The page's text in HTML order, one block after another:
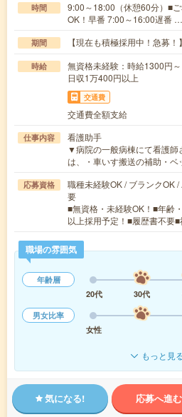
時間
9:00～18:00（休憩60分）■
OK！早番 7:00～16:00遅番 …
期間 【現在も積極採用中！急募！
時給
無資格未経験：時給1300
日収1万400円以上
交通費
交通費全額支給
仕事内容
看護助手
▼病院の一般病棟にて看護師
は、・車いす搬送の補助・
応募資格
職種未経験OK / ブランクOK
要
■無資格・未経験OK！■年齢
以上採用予定！■履歴書不要
職場の雰囲気
年齢層
20代
30代
男女比率
女性
もっと見
気になる! 応募へ進む